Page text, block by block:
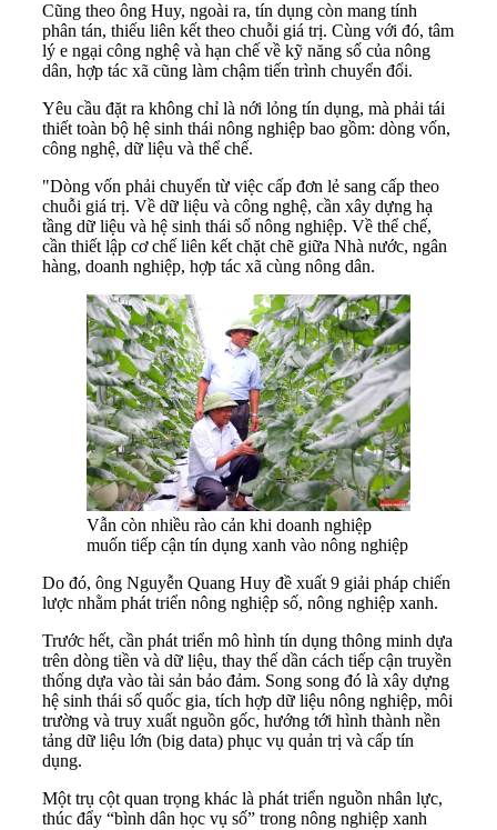
Cũng theo ông Huy, ngoài ra, tín dụng còn mang tính
phân tán, thiếu liên kết theo chuỗi giá trị. Cùng với đó, tâm
lý e ngại công nghệ và hạn chế về kỹ năng số của nông
dân, hợp tác xã cũng làm chậm tiến trình chuyển đổi.
Yêu cầu đặt ra không chỉ là nới lỏng tín dụng, mà phải tái
thiết toàn bộ hệ sinh thái nông nghiệp bao gồm: dòng vốn,
công nghệ, dữ liệu và thể chế.
"Dòng vốn phải chuyển từ việc cấp đơn lẻ sang cấp theo
chuỗi giá trị. Về dữ liệu và công nghệ, cần xây dựng hạ
tầng dữ liệu và hệ sinh thái số nông nghiệp. Về thể chế,
cần thiết lập cơ chế liên kết chặt chẽ giữa Nhà nước, ngân
hàng, doanh nghiệp, hợp tác xã cùng nông dân.
Vẫn còn nhiều rào cản khi doanh nghiệp
muốn tiếp cận tín dụng xanh vào nông nghiệp
Do đó, ông Nguyễn Quang Huy đề xuất 9 giải pháp chiến
lược nhằm phát triển nông nghiệp số, nông nghiệp xanh.
Trước hết, cần phát triển mô hình tín dụng thông minh dựa
trên dòng tiền và dữ liệu, thay thế dần cách tiếp cận truyền
thống dựa vào tài sản bảo đảm. Song song đó là xây dựng
hệ sinh thái số quốc gia, tích hợp dữ liệu nông nghiệp, môi
trường và truy xuất nguồn gốc, hướng tới hình thành nền
tảng dữ liệu lớn (big data) phục vụ quản trị và cấp tín
dụng.
Một trụ cột quan trọng khác là phát triển nguồn nhân lực,
thúc đẩy “bình dân học vụ số” trong nông nghiệp xanh